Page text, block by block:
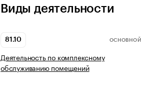
Виды деятельности
81.10 ОСНОВНОЙ
Деятельность по комплексному
обслуживанию помещений